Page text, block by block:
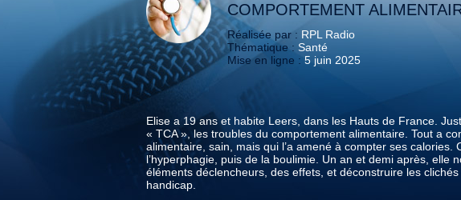
COMPORTEMENT
Réalisée par : RPL Radio
Thématique : Santé
Mise en ligne : 5 juin 2025
Elise a 19 ans et habite Leers, dans les Hauts de France.
« TCA », les troubles du comportement alimentaire. Tout a
alimentaire, sain, mais qui l’a amené à compter ses calories.
l’hyperphagie, puis de la boulimie. Un an et demi après, elle
éléments déclencheurs, des effets, et déconstruire les
handicap.